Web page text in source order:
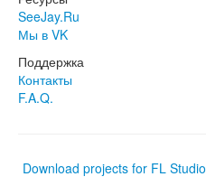
SeeJay.Ru
Мы в VK
Поддержка
Контакты
F.A.Q.
Download projects for FL Studio